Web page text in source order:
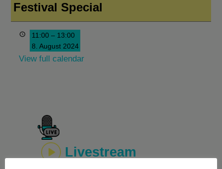
Festival Special
11:00 – 13:00
8. August 2024
View full calendar
Livestream